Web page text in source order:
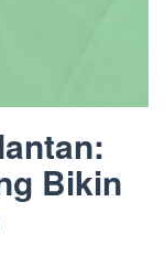
Bikin